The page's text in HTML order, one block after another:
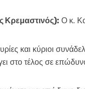
Ο κ.
και κύριοι
στο τέλος σε